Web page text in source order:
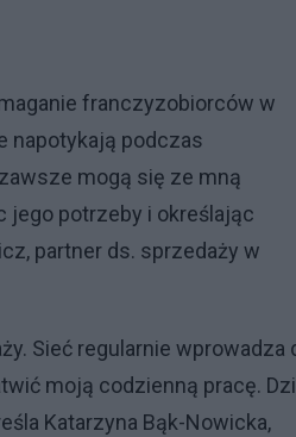
franczyzobiorców w
napotykają podczas
mogą się ze mną
jego potrzeby i określając
partner ds. sprzedaży w
Sieć regularnie wprowadza
moją codzienną pracę.
Katarzyna Bąk-Nowicka,